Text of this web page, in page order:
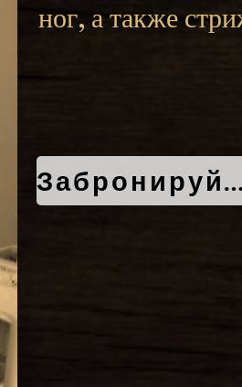
ног, а также
Забронируйте сейчас!